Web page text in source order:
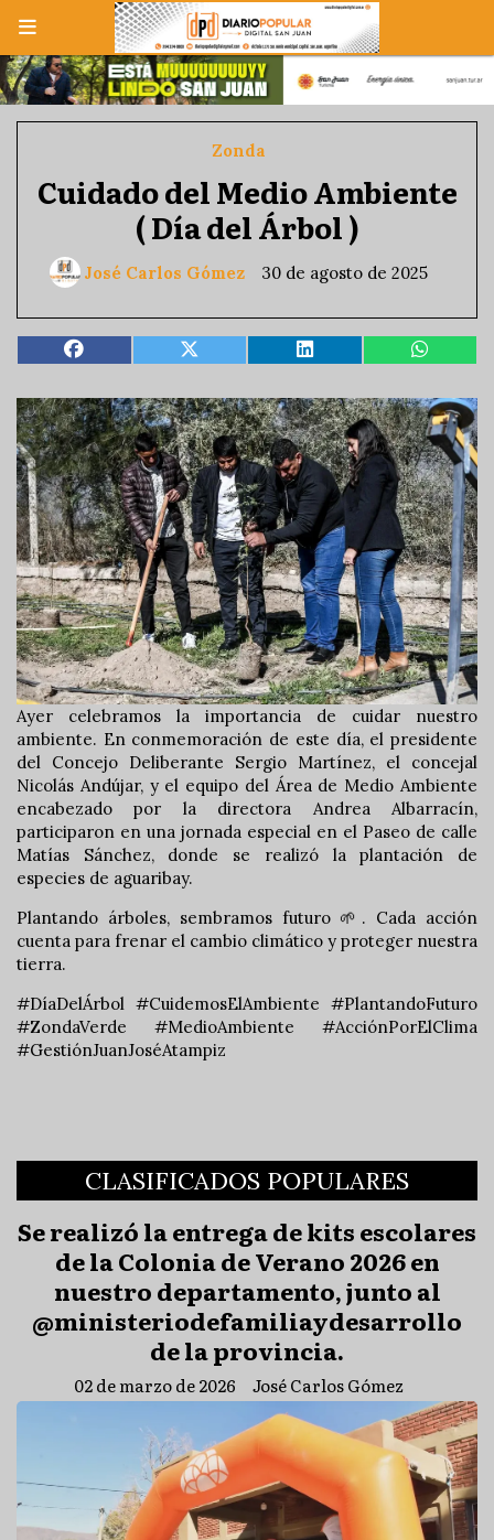
Cuidado del Medio Ambiente
( Día del Árbol )
Zonda
30 de agosto de 2025
José Carlos Gómez
Ayer celebramos la importancia de cuidar nuestro
ambiente. En conmemoración de este día, el presidente
del Concejo Deliberante Sergio Martínez, el concejal
Nicolás Andújar, y el equipo del Área de Medio Ambiente
encabezado por la directora Andrea Albarracín,
participaron en una jornada especial en el Paseo de calle
Matías Sánchez, donde se realizó la plantación de
especies de aguaribay.
Plantando árboles, sembramos futuro 🌱. Cada acción
cuenta para frenar el cambio climático y proteger nuestra
tierra.
#DíaDelÁrbol #CuidemosElAmbiente #PlantandoFuturo
#ZondaVerde #MedioAmbiente #AcciónPorElClima
#GestiónJuanJoséAtampiz
CLASIFICADOS POPULARES
Se realizó la entrega de kits escolares
de la Colonia de Verano 2026 en
nuestro departamento, junto al
@ministeriodefamiliaydesarrollo
de la provincia.
José Carlos Gómez
02 de marzo de 2026